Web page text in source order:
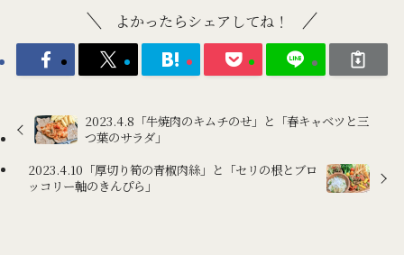
よかったらシェアしてね！
2023.4.8「牛焼肉のキムチのせ」と「春キャベツと三
つ葉のサラダ」
2023.4.10「厚切り筍の青椒肉絲」と「セリの根とブロ
ッコリー軸のきんぴら」